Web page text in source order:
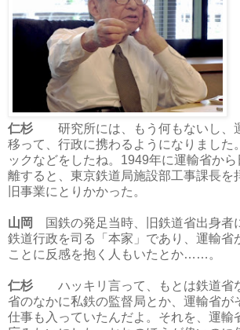
仁杉
研究所には、もう何もないし、
移って、行政に携わるようになりました
ックなどをしたね。1949年に運輸省か
離すると、東京鉄道局施設部工事課長を
旧事業にとりかかった。
山岡
国鉄の発足当時、旧鉄道省出身者
鉄道行政を司る「本家」であり、運輸省
ことに反感を抱く人もいたとか……。
仁杉
ハッキリ言って、もとは鉄道省
省のなかに私鉄の監督局とか、運輸省が
仕事も入っていたんだよ。それを、運輸